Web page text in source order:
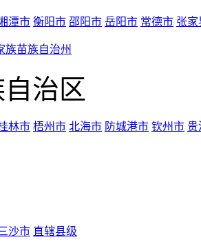
潭市 衡阳市 邵阳市 岳阳市 常德市 张家
族苗族自治州
治区
林市 梧州市 北海市 防城港市 钦州市 贵
沙市 直辖县级